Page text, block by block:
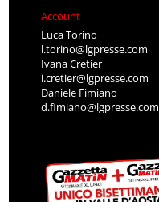
Account
Luca Torino
l.torino@lgpresse.com
Ivana Cretier
i.cretier@lgpresse.com
Daniele Fimiano
d.fimiano@lgpresse.com